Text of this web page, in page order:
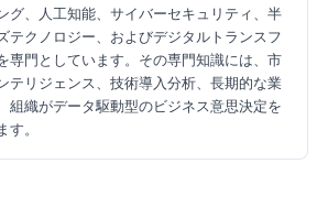
グ、人工知能、サイバーセキュリティ、半
テクノロジー、およびデジタルトランスフ
専門としています。その専門知識には、市
テリジェンス、技術導入分析、長期的な業
組織がデータ駆動型のビジネス意思決定を
す。